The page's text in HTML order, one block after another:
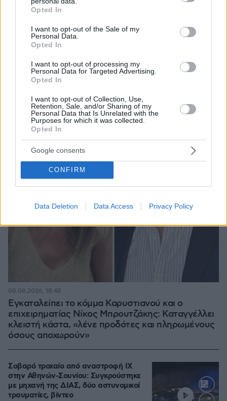
grant or deny consent to Google and its third-party tags to
use your data for below specified purposes in below Google
consent section.
Opted In
I want to opt-out of the Sale of my
Personal Data.
Opted In
I want to opt-out of processing my
Personal Data for Targeted Advertising.
Opted In
I want to opt-out of Collection, Use,
Retention, Sale, and/or Sharing of my
Personal Data that Is Unrelated with the
Purposes for which it was collected.
Opted In
Google consents
CONFIRM
Data Deletion Data Access Privacy Policy
Χόρχε Μέσι: Ο εργάτης από το Ροσάριο που πήρε
ιστορία του ποδοσφαίρου με μια υπογραφή σε...
χαρτοπετσέτα
Εγκαταλείπει το κόμμα Καρυστιανού και ο
επιχειρηματίας Νίκος Μπρουτζάκης: Καταγγέλλει
κλειστή κάστα, «λένε προδότες και πληρωμένους
όσους αποχωρούν»
08.08.2026, 18:48
Σοβαρό τροχαίο από αναστροφή ΙΧ
στην Αθηνών-Σουνίου: Συγκρούστηκε
με μηχανή της ΔΙΑΣ, δύο αστυνομικοί
τραυματίες, βίντεο